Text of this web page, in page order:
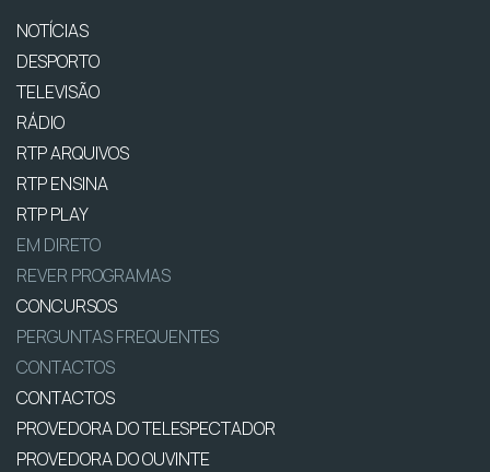
NOTÍCIAS
DESPORTO
TELEVISÃO
RÁDIO
RTP ARQUIVOS
RTP ENSINA
RTP PLAY
EM DIRETO
REVER PROGRAMAS
CONCURSOS
PERGUNTAS FREQUENTES
CONTACTOS
CONTACTOS
PROVEDORA DO TELESPECTADOR
PROVEDORA DO OUVINTE